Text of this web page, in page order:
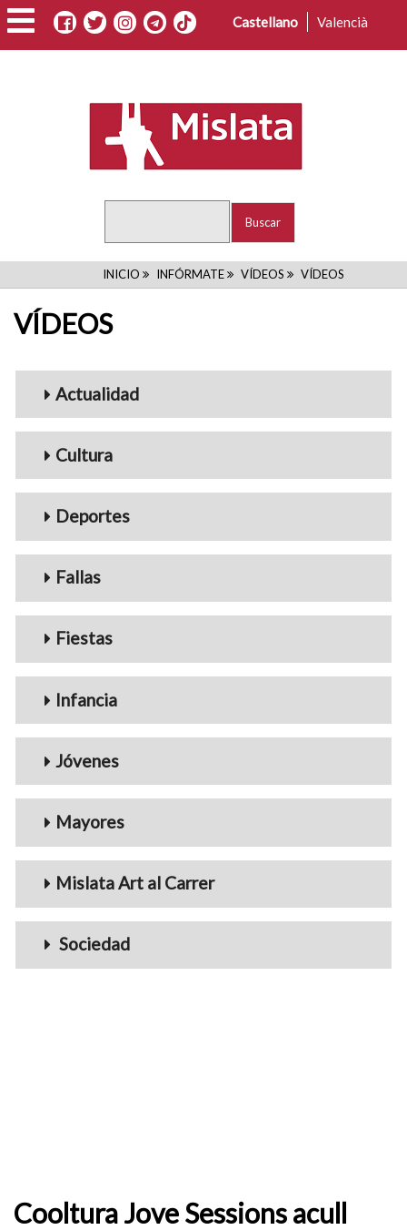
Pasar
al
contenido
Castellano Valencià
RUTA
INICIO INFÓRMATE VÍDEOS VÍDEOS
VÍDEOS
Menu_Videos
Actualidad
Cultura
Deportes
Fallas
Fiestas
Infancia
Jóvenes
Mayores
Mislata Art al Carrer
Sociedad
Cooltura Jove Sessions acull